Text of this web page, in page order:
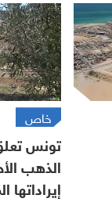
خاص
تونس
الذهب
إيراداتها